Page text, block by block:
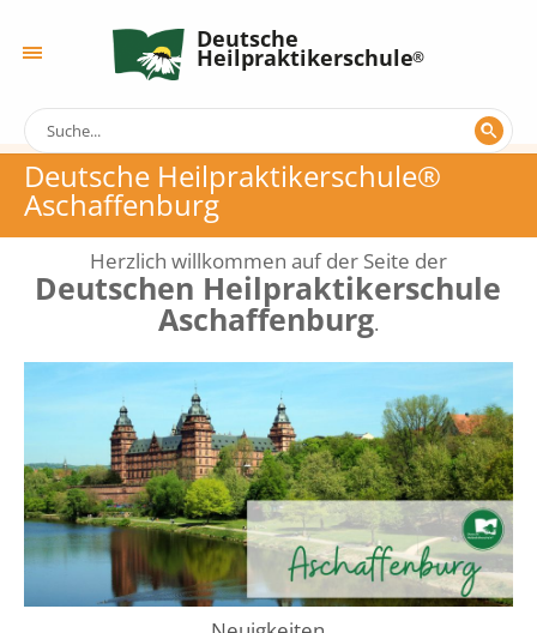
Deutsche
Heilpraktikerschule
Deutsche Heilpraktikerschule®
Aschaffenburg
Herzlich willkommen auf der Seite der
Deutschen Heilpraktikerschule
Aschaffenburg.